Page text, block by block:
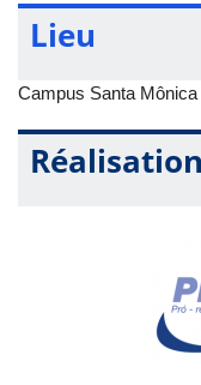
parâmetros basilares
(re)escrita no espaço
Lieu
Campus Santa
Réalisation